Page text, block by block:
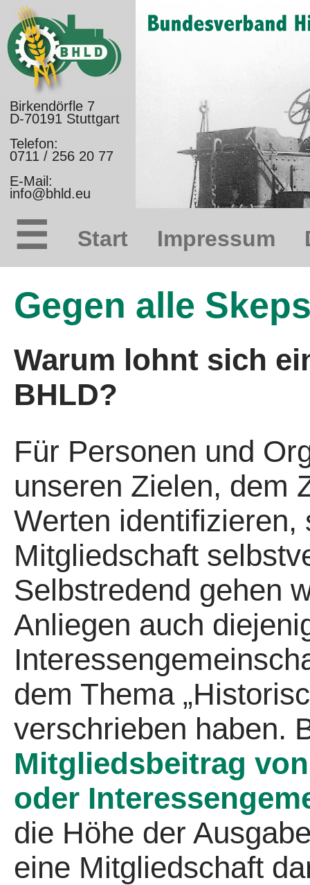
Birkendörfle 7
D-70191 Stuttgart
Telefon:
0711 / 256 20 77
E-Mail:
info@bhld.eu
☰ Start Impressum
Gegen alle
Warum lohnt sich
BHLD?
Für Personen und
unseren Zielen, dem
Werten identifizieren,
Mitgliedschaft
Selbstredend gehen
Anliegen auch
dem Thema
verschrieben haben.
Mitgliedsbeitrag
oder
die Höhe der
eine Mitgliedschaft